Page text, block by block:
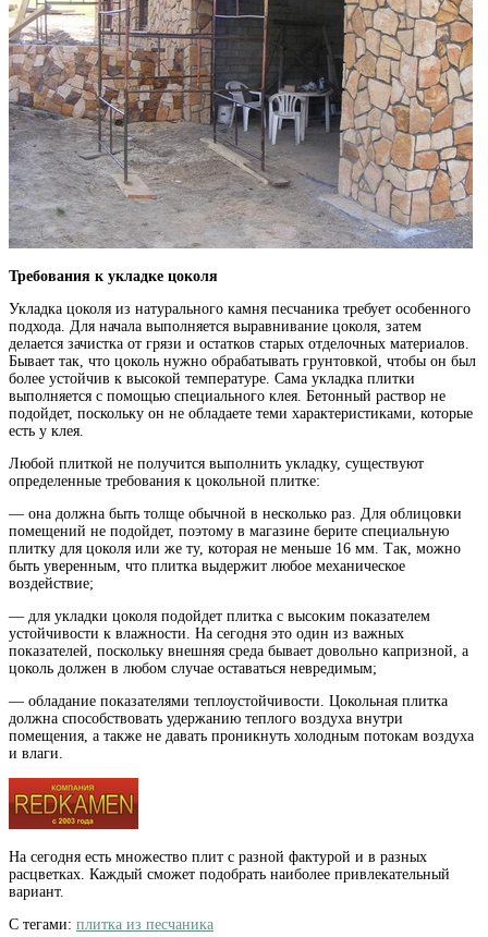
Требования к укладке цоколя
Укладка цоколя из натурального камня песчаника требует особенного
подхода. Для начала выполняется выравнивание цоколя, затем
делается зачистка от грязи и остатков старых отделочных материалов.
Бывает так, что цоколь нужно обрабатывать грунтовкой, чтобы он был
более устойчив к высокой температуре. Сама укладка плитки
выполняется с помощью специального клея. Бетонный раствор не
подойдет, поскольку он не обладаете теми характеристиками, которые
есть у клея.
Любой плиткой не получится выполнить укладку, существуют
определенные требования к цокольной плитке:
— она должна быть толще обычной в несколько раз. Для облицовки
помещений не подойдет, поэтому в магазине берите специальную
плитку для цоколя или же ту, которая не меньше 16 мм. Так, можно
быть уверенным, что плитка выдержит любое механическое
воздействие;
— для укладки цоколя подойдет плитка с высоким показателем
устойчивости к влажности. На сегодня это один из важных
показателей, поскольку внешняя среда бывает довольно капризной, а
цоколь должен в любом случае оставаться невредимым;
— обладание показателями теплоустойчивости. Цокольная плитка
должна способствовать удержанию теплого воздуха внутри
помещения, а также не давать проникнуть холодным потокам воздуха
и влаги.
На сегодня есть множество плит с разной фактурой и в разных
расцветках. Каждый сможет подобрать наиболее привлекательный
вариант.
С тегами: плитка из песчаника